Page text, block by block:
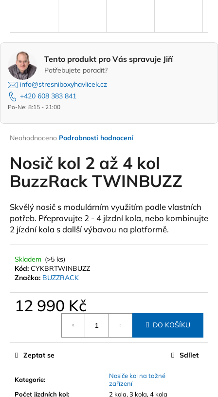
Průměrné
produktu
je
0,0
hvězdiček.
Neohodnoceno Podrobnosti hodnocení
Nosič kol 2 až 4 kol
BuzzRack TWINBUZZ
Skvělý nosič s modulárním využitím podle vlastních
potřeb. Přepravujte 2 - 4 jízdní kola, nebo kombinujte
2 jízdní kola s dallší výbavou na platformě.
Skladem (>5 ks)
Kód: CYKBRTWINBUZZ
Značka: BUZZRACK
12 990 Kč
DO KOŠÍKU
Kategorie:
Nosiče kol na tažné
zařízení
Počet jízdních kol: 2 kola, 3 kola, 4 kola
Zeptat se Sdílet
Tento produkt pro Vás spravuje Jiří
Potřebujete poradit?
info@stresniboxyhavlicek.cz
+420 608 383 841
Po-Ne: 8:15 - 21:00
?
D
o
p
o
u
č
u
j
m
e
STŘEŠNÍ
BOX
ANTRACIT
ČERNÝ
Kč